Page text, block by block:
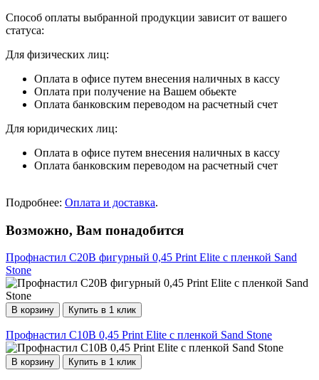
Способ оплаты выбранной продукции зависит от вашего
статуса:
Для физических лиц:
Оплата в офисе путем внесения наличных в кассу
Оплата при получение на Вашем обьекте
Оплата банковским переводом на расчетный счет
Для юридических лиц:
Оплата в офисе путем внесения наличных в кассу
Оплата банковским переводом на расчетный счет
Подробнее: Оплата и доставка.
Возможно, Вам понадобится
Профнастил С20В фигурный 0,45 Print Elite с пленкой Sand
Stone
В корзину Купить в 1 клик
Профнастил С10В 0,45 Print Elite с пленкой Sand Stone
В корзину Купить в 1 клик